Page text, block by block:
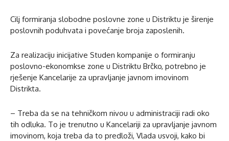
Cilj formiranja slobodne poslovne zone u Distriktu je širenje
poslovnih poduhvata i povećanje broja zaposlenih.
Za realizaciju inicijative Studen kompanije o formiranju
poslovno-ekonomkse zone u Distriktu Brčko, potrebno je
rješenje Kancelarije za upravljanje javnom imovinom
Distrikta.
– Treba da se na tehničkom nivou u administraciji radi oko
tih odluka. To je trenutno u Kancelariji za upravljanje javnom
imovinom, koja treba da to predloži, Vlada usvoji, kako bi